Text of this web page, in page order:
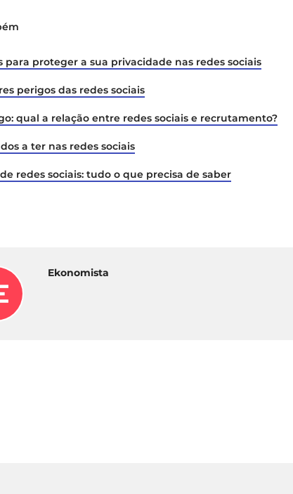
para proteger a sua privacidade nas redes sociais
perigos das redes sociais
qual a relação entre redes sociais e recrutamento?
a ter nas redes sociais
redes sociais: tudo o que precisa de saber
Ekonomista